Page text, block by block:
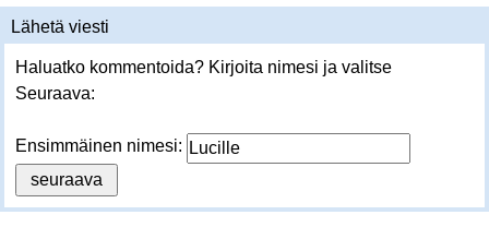
Lähetä viesti
Haluatko kommentoida? Kirjoita nimesi ja valitse
Seuraava:
Ensimmäinen nimesi: